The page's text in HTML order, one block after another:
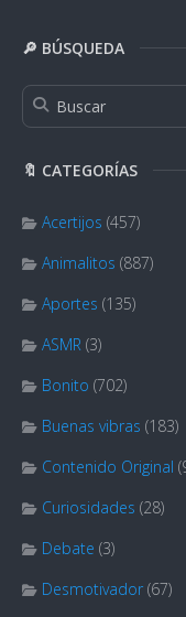
🔎 BÚSQUEDA
🔖 CATEGORÍAS
Acertijos (457)
Animalitos (887)
Aportes (135)
ASMR (3)
Bonito (702)
Buenas vibras (183)
Contenido Original
Curiosidades (28)
Debate (3)
Desmotivador (67)